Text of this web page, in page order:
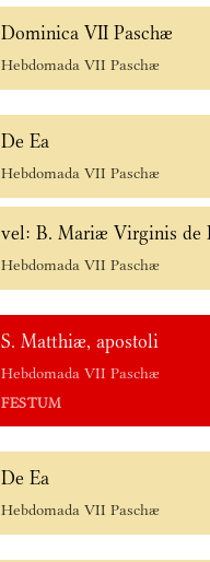
Dominica VII Paschæ
Hebdomada VII Paschæ
De Ea
Hebdomada VII Paschæ
vel: B. Mariæ Virginis de
Hebdomada VII Paschæ
S. Matthiæ, apostoli
Hebdomada VII Paschæ
FESTUM
De Ea
Hebdomada VII Paschæ